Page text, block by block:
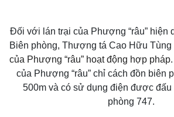
Đối với lán trại của Phượng “râu” hiện
Biên phòng, Thượng tá Cao Hữu Tùng
của Phượng “râu” hoạt động hợp pháp
của Phượng “râu” chỉ cách đồn biên
500m và có sử dụng điện được
phòng 747.